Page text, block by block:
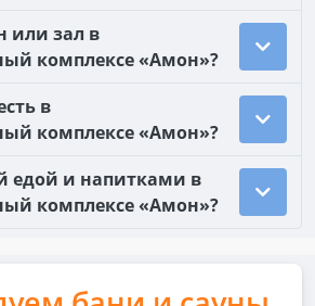
или зал в
комплексе «Амон»?
в
комплексе «Амон»?
едой и напитками в
комплексе «Амон»?